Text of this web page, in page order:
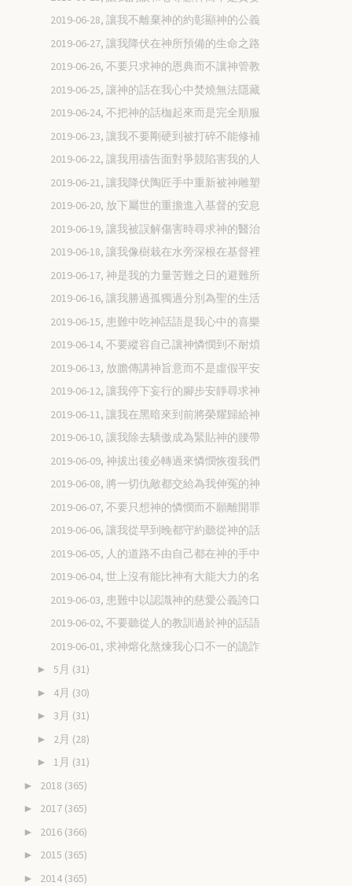
2019-06-28, 讓我不離棄神的約彰顯神的公義
2019-06-27, 讓我降伏在神所預備的生命之路
2019-06-26, 不要只求神的恩典而不讓神管教
2019-06-25, 讓神的話在我心中焚燒無法隱藏
2019-06-24, 不把神的話枷起來而是完全順服
2019-06-23, 讓我不要剛硬到被打碎不能修補
2019-06-22, 讓我用禱告面對爭競陷害我的人
2019-06-21, 讓我降伏陶匠手中重新被神雕塑
2019-06-20, 放下屬世的重擔進入基督的安息
2019-06-19, 讓我被誤解傷害時尋求神的醫治
2019-06-18, 讓我像樹栽在水旁深根在基督裡
2019-06-17, 神是我的力量苦難之日的避難所
2019-06-16, 讓我勝過孤獨過分別為聖的生活
2019-06-15, 患難中吃神話語是我心中的喜樂
2019-06-14, 不要縱容自己讓神憐憫到不耐煩
2019-06-13, 放膽傳講神旨意而不是虛假平安
2019-06-12, 讓我停下妄行的腳步安靜尋求神
2019-06-11, 讓我在黑暗來到前將榮耀歸給神
2019-06-10, 讓我除去驕傲成為緊貼神的腰帶
2019-06-09, 神拔出後必轉過來憐憫恢復我們
2019-06-08, 將一切仇敵都交給為我伸冤的神
2019-06-07, 不要只想神的憐憫而不願離開罪
2019-06-06, 讓我從早到晚都守約聽從神的話
2019-06-05, 人的道路不由自己都在神的手中
2019-06-04, 世上沒有能比神有大能大力的名
2019-06-03, 患難中以認識神的慈愛公義誇口
2019-06-02, 不要聽從人的教訓過於神的話語
2019-06-01, 求神熔化熬煉我心口不一的詭詐
► 5月 (31)
► 4月 (30)
► 3月 (31)
► 2月 (28)
► 1月 (31)
► 2018 (365)
► 2017 (365)
► 2016 (366)
► 2015 (365)
► 2014 (365)